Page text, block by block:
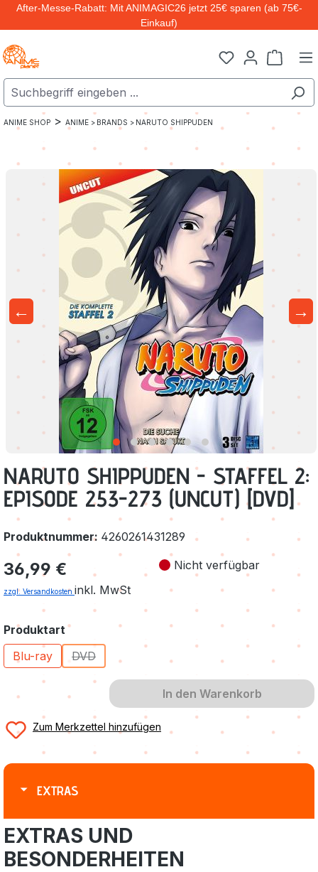
Zum Hauptinhalt springen
After-Messe-Rabatt: Mit ANIMAGIC26 jetzt 25€ sparen (ab 75€-
Einkauf)
ANIME SHOP > ANIME > BRANDS > NARUTO SHIPPUDEN
← →
NARUTO SHIPPUDEN - STAFFEL 2:
EPISODE 253-273 (UNCUT) [DVD]
Produktnummer: 4260261431289
Regulärer Preis:
36,99 €
zzgl. Versandkosten inkl. MwSt
Nicht verfügbar
Produktartauswählen
Blu-ray
DVD
(Diese Option ist zurzeit nicht verfügbar.)
In den Warenkorb
Zum Merkzettel hinzufügen
EXTRAS
EXTRAS UND
BESONDERHEITEN